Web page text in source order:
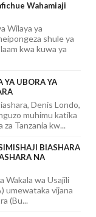
Wahamiaji
Wilaya ya
shule ya
kwa kuwa ya
YA UBORA YA
Denis Londo,
muhimu katika
Tanzania kw...
BIASHARA
NA
Wakala wa Usajili
umewataka vijana
(Bu...